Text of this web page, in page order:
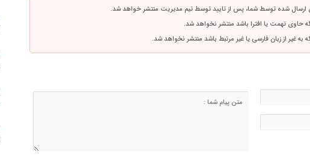
ارسال شده توسط شما، پس از تایید توسط تیم مدیریت منتشر خواهد شد.
حاوی تهمت یا افترا باشد منتشر نخواهد شد.
به غیر از زبان فارسی یا غیر مرتبط باشد منتشر نخواهد شد.